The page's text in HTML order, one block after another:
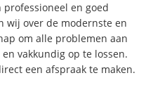
en goed
wij over de modernste en
om alle problemen aan
vakkundig op te lossen.
een afspraak te maken.